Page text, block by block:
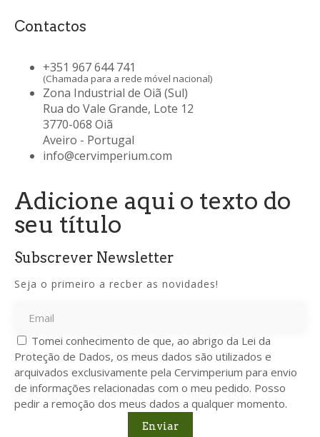
Contactos
+351 967 644 741
(Chamada para a rede móvel nacional)
Zona Industrial de Oiã (Sul)
Rua do Vale Grande, Lote 12
3770-068 Oiã
Aveiro - Portugal
info@cervimperium.com
Adicione aqui o texto do
seu título
Subscrever Newsletter
Seja o primeiro a recber as novidades!
Tomei conhecimento de que, ao abrigo da Lei da
Proteção de Dados, os meus dados são utilizados e
arquivados exclusivamente pela Cervimperium para envio
de informações relacionadas com o meu pedido. Posso
pedir a remoção dos meus dados a qualquer momento.
Enviar